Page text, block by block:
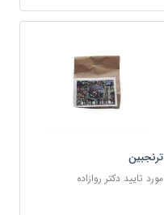
ترنجبین
مورد تایید دکتر روازاده